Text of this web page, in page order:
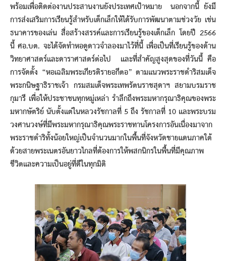
พร้อมเพื่อติดต่องานประสานงานยังประเทศเป้าหมาย นอกจากนี้ ยังมี
การส่งเสริมการเรียนรู้สำหรับเด็กเล็กให้ได้รับการพัฒนาตามช่วงวัย เช่น
ธนาคารของเล่น สื่อสร้างสรรค์และการเรียนรู้ของเด็กเล็ก โดยปี 2566
นี้ ศอ.บต. จะได้จัดทำหอดูดาวจำลองมาไว้ที่นี้ เพื่อเป็นที่เรียนรู้ของด้าน
วิทยาศาสตร์และดาราศาสตร์ต่อไป และที่สำคัญสูงสุดของที่วันนี้ คือ
การจัดตั้ง “หอเฉลิมพระเกียรติรายอกีตอ” ตามแนวพระราชดำริสมเด็จ
พระกนิษฐาธิราชเจ้า กรมสมเด็จพระเทพรัตนราชสุดาฯ สยามบรมราช
กุมารี เพื่อให้ประชาชนทุกหมู่เหล่า รำลึกถึงพระมหากรุณาธิคุณของพระ
มหากษัตริย์ นับตั้งแต่ในหลวงรัชกาลที่ 5 ถึง รัชกาลที่ 10 และพระบรม
วงศานวงษ์ที่มีพระมหากรุณาธิคุณพระราชทานโครงการอันเนื่องมาจาก
พระราชดำริทั้งน้อยใหญ่เป็นจำนวนมากในพื้นที่จังหวัดชายแดนภาคใต้
ด้วยสายพระเนตรอันยาวไกลที่ต้องการให้พสกนิกรในพื้นที่มีคุณภาพ
ชีวิตและความเป็นอยู่ที่ดีในทุกมิติ